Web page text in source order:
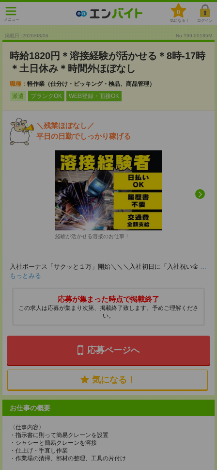
メニュー
0
気になる！ ログイン
掲載日 :2026/08/06 No.T99-00185M
時給1820円＊溶接経験が活かせる＊8時-17時
＊土日休み＊時間外ほぼなし
職種： 軽作業（仕分け・ピッキング・検品、商品管理）
派遣
ブランクOK WEB登録・面接OK
＼残業ほぼなし／
平日の日勤でしっかり稼げる
経験が活かせる溶接のお仕事！
入社ボーナス「サクッと１万」開始＼＼＼入社初日に「入社祝い金 ...
もっとみる
応募が集まった時点で掲載終了
この求人は応募が集まり次第、掲載終了致します。予めご理解くださ
い。
応募ページへ
気になる！
お仕事の概要
〈仕事内容〉
・指示書に則って簡易クレーンを設置
・シャシーと簡易クレーンを溶接
・仕上げ・手直し作業
・作業場の清掃、部材の整理、工具の片付け